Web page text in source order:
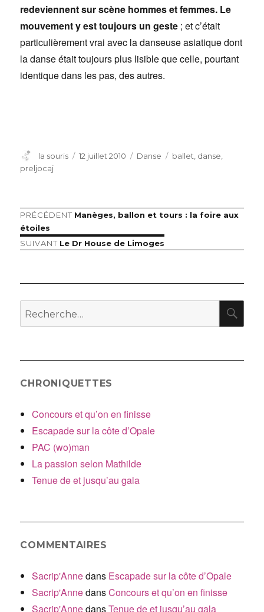
redeviennent sur scène hommes et femmes. Le
mouvement y est toujours un geste ; et c’était
particulièrement vrai avec la danseuse asiatique dont
la danse était toujours plus lisible que celle, pourtant
identique dans les pas, des autres.
Auteur
la souris
Publié
12 juillet 2010 Catégories
Danse Étiquettes
ballet danse
preljocaj
Navigation
de
PRÉCÉDENT Article
Manèges, ballon et tours : la foire aux
étoiles
SUIVANT Article
Le Dr House de Limoges
Recherche
pour
CHRONIQUETTES
Concours et qu’on en finisse
Escapade sur la côte d’Opale
PAC (wo)man
La passion selon Mathilde
Tenue de et jusqu’au gala
COMMENTAIRES
Sacrip'Annedans Escapade sur la côte d’Opale
Sacrip'AnnedansConcours et qu’on en finisse
Sacrip'AnnedansTenue de et jusqu’au gala